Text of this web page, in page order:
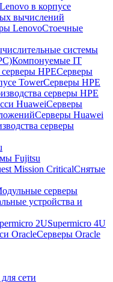
в корпусе
вычислений
LenovoСтоечные
системы
Компонуемые IT
HPEСерверы
TowerСерверы HPE
серверы HPE
HuaweiСерверы
Серверы Huawei
серверы
Fujitsu
Mission CriticalСнятые
серверы
устройства и
2USupermicro 4U
OracleСерверы Oracle
сети